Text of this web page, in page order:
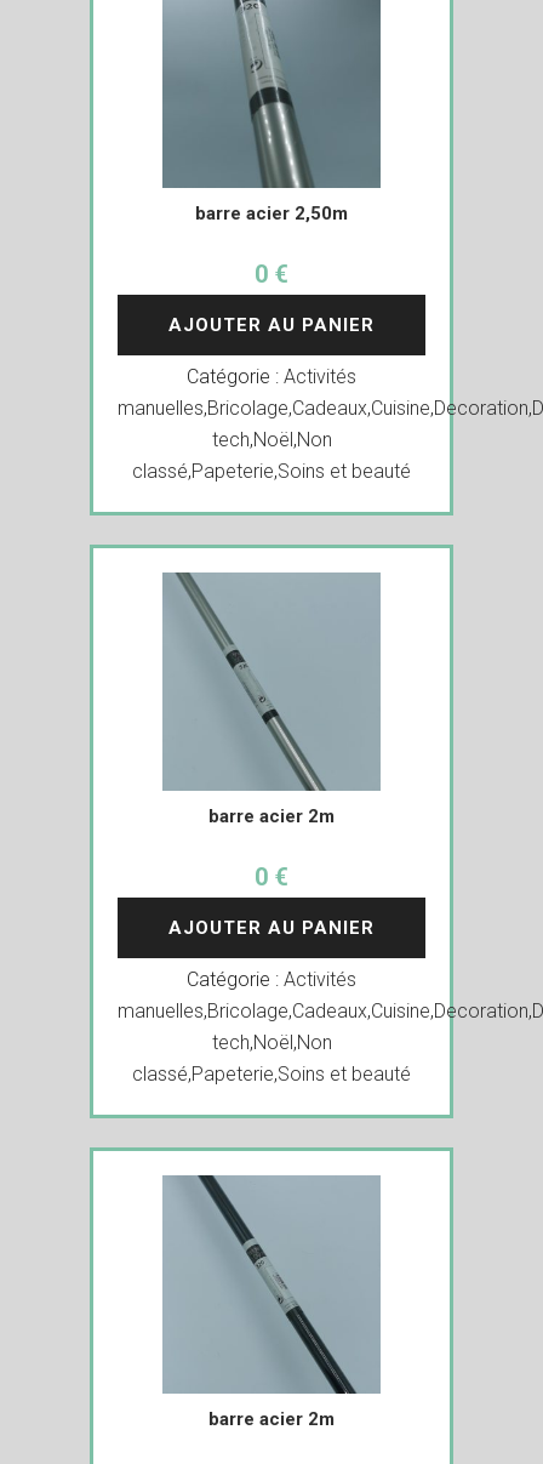
barre acier 2,50m
0 €
AJOUTER AU PANIER
Catégorie : Activités
manuelles,Bricolage,Cadeaux,Cuisine,Decoration,
tech,Noël,Non
classé,Papeterie,Soins et beauté
barre acier 2m
0 €
AJOUTER AU PANIER
Catégorie : Activités
manuelles,Bricolage,Cadeaux,Cuisine,Decoration,
tech,Noël,Non
classé,Papeterie,Soins et beauté
barre acier 2m